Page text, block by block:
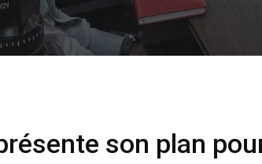
présente son plan